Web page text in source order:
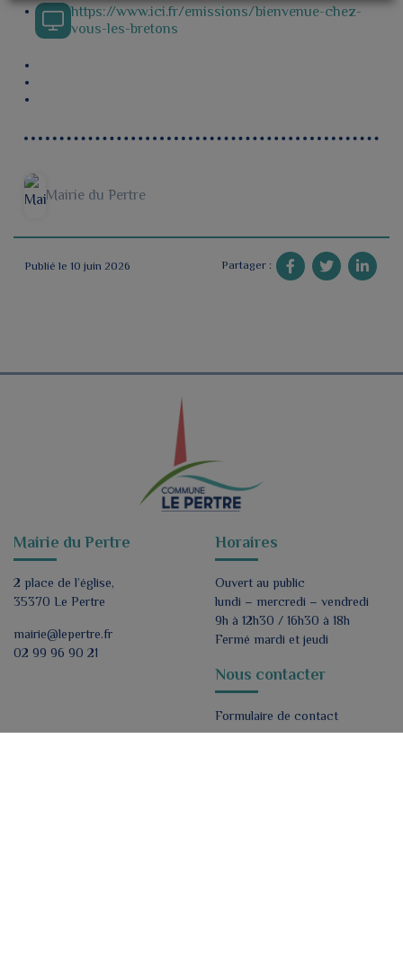
https://www.ici.fr/emissions/bienvenue-chez-
vous-les-bretons
Mairie du Pertre
Publié le 10 juin 2026 Partager :
Mairie du Pertre
2 place de l’église,
35370 Le Pertre
mairie@lepertre.fr
02 99 96 90 21
Horaires
Ouvert au public
lundi – mercredi – vendredi
9h à 12h30 / 16h30 à 18h
Fermé mardi et jeudi
Nous contacter
Formulaire de contact